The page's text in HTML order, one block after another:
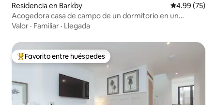
Residencia en Barkby Calificación
4.99 (75)
Acogedora casa de campo de un dormitorio en un
pintoresco pueblo
Valor · Familiar · Llegada
De los mejores en Favorito entre huéspedes
Favorito entre huéspedes